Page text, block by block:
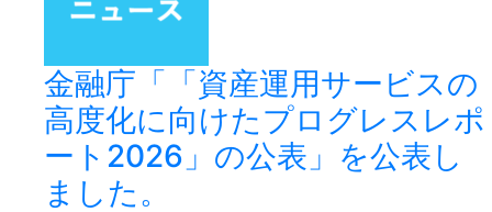
金融庁「「資産運用サービスの
高度化に向けたプログレスレポ
ート2026」の公表」を公表し
ました。